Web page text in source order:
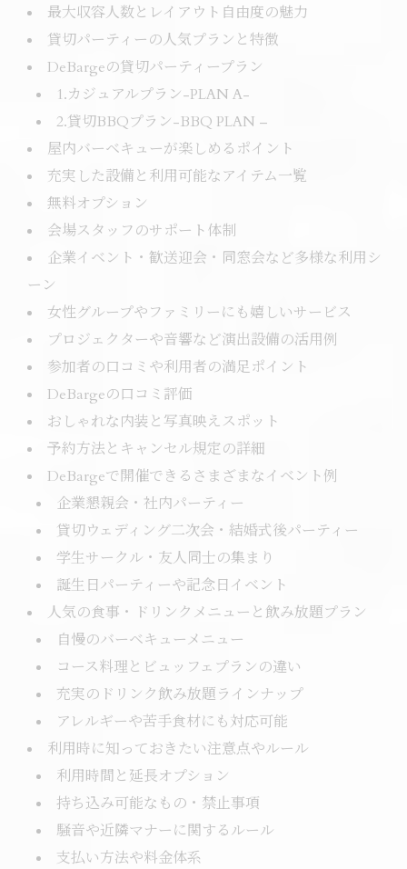
最大収容人数とレイアウト自由度の魅力
貸切パーティーの人気プランと特徴
DeBargeの貸切パーティープラン
1.カジュアルプラン-PLAN A-
2.貸切BBQプラン-BBQ PLAN –
屋内バーベキューが楽しめるポイント
充実した設備と利用可能なアイテム一覧
無料オプション
会場スタッフのサポート体制
企業イベント・歓送迎会・同窓会など多様な利用シ
ーン
女性グループやファミリーにも嬉しいサービス
プロジェクターや音響など演出設備の活用例
参加者の口コミや利用者の満足ポイント
DeBargeの口コミ評価
おしゃれな内装と写真映えスポット
予約方法とキャンセル規定の詳細
DeBargeで開催できるさまざまなイベント例
企業懇親会・社内パーティー
貸切ウェディング二次会・結婚式後パーティー
学生サークル・友人同士の集まり
誕生日パーティーや記念日イベント
人気の食事・ドリンクメニューと飲み放題プラン
自慢のバーベキューメニュー
コース料理とビュッフェプランの違い
充実のドリンク飲み放題ラインナップ
アレルギーや苦手食材にも対応可能
利用時に知っておきたい注意点やルール
利用時間と延長オプション
持ち込み可能なもの・禁止事項
騒音や近隣マナーに関するルール
支払い方法や料金体系